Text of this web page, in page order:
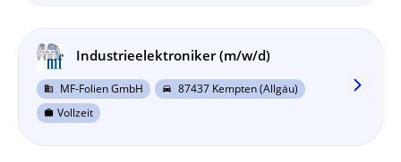
Industrieelektroniker (m/w/d)
business MF-Folien GmbH directions_car 87437 Kempten (Allgäu)
work Vollzeit
arrow_forward_ios